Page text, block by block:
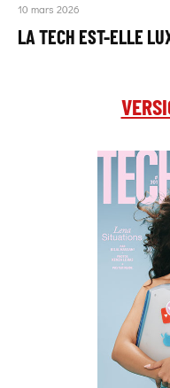
10 mars 2026
LA TECH EST-ELLE